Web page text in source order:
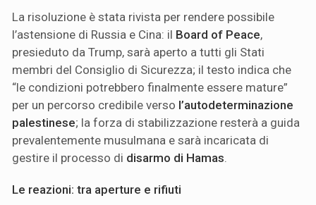
La risoluzione è stata rivista per rendere possibile
l’astensione di Russia e Cina: il Board of Peace,
presieduto da Trump, sarà aperto a tutti gli Stati
membri del Consiglio di Sicurezza; il testo indica che
“le condizioni potrebbero finalmente essere mature”
per un percorso credibile verso l’autodeterminazione
palestinese; la forza di stabilizzazione resterà a guida
prevalentemente musulmana e sarà incaricata di
gestire il processo di disarmo di Hamas
Le reazioni: tra aperture e rifiuti